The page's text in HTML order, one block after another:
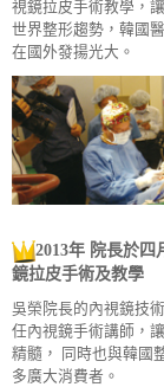
視鏡拉皮手術教學，
世界整形趨勢，韓國
在國外發揚光大。
2013年 院長於四
鏡拉皮手術及教學
吳榮院長的內視鏡技
任內視鏡手術講師，
精髓， 同時也與韓國
多廣大消費者。